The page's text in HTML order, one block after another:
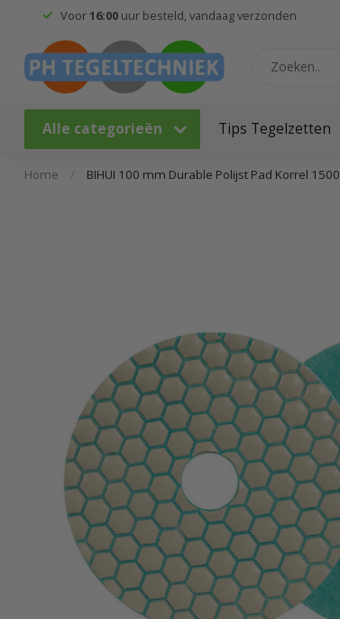
Voor16:00uur besteld, vandaag verzonden
Alle categorieën Tips Tegelzetten
Home / BIHUI 100 mm Durable Polijst Pad Korrel 1500